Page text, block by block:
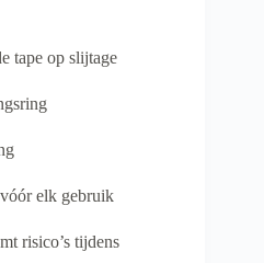
tape op slijtage
elk gebruik
risico’s tijdens